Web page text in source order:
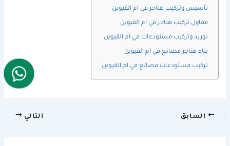
تأسيس وتركيب هناجر في ام القيوين
مقاول تركيب هناجر في ام القيوين
توريد وتركيب مستودعات في ام القيوين
بناء هناجر مصانع في ام القيوين
تركيب مستودعات مصانع في ام القيوين
السابق التالي